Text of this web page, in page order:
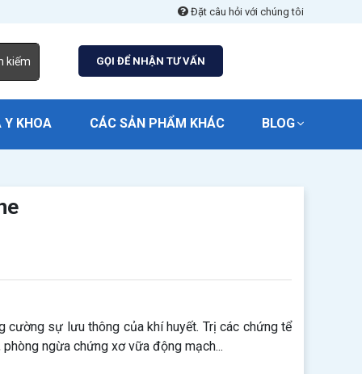
Đặt câu hỏi với chúng tôi
kiếm GỌI ĐỂ NHẬN TƯ VẤN
Y KHOA CÁC SẢN PHẨM KHÁC BLOG
cường sự lưu thông của khí huyết. Trị các chứng tể
ngừa chứng xơ vữa động mạch...